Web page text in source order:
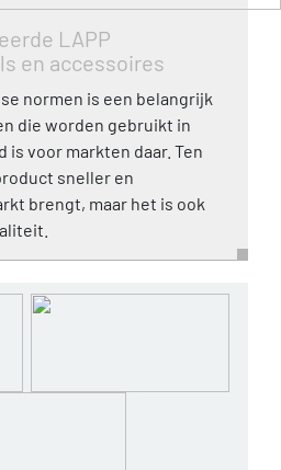
LAPP
en accessoires
normen is een belangrijk
die worden gebruikt in
voor markten daar. Ten
sneller en
brengt, maar het is ook